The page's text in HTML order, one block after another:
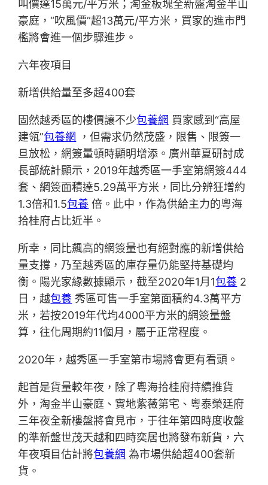
叫價達15萬元/平方米；淘金板塊全新盤淘金半山
豪庭，“吹風價”超13萬元/平方米，買家的進市門
檻將會進一個步驟進步。
六年夜項目
新增供給量至多超400套
固然越秀區的樓價讓不少包養網 買家感到“高屋
建瓴”包養網
，但需求仍然茂盛，限售、限簽一
旦放松，網簽量頓時顯明增添。廣州華夏研討成
長部統計顯示，2019年越秀區一手室第網簽444
套、網簽面積達5.29萬平方米，同比分辨狂增約
1.3倍和1.5包養 倍。此中，作為供給主力的粵海
拾桂府占比近半。
所幸，同比飆高的網簽量也有絕對應的新增供給
量支撐，乃至越秀區的庫存量仍能堅持基礎均
衡。陽光家緣數據顯示，截至2020年1月1包養 2
日，越包養 秀區可售一手室第面積約4.3萬平方
米，若按2019年代均4000平方米的網簽量盤
算，往化周期約11個月，屬于正常程度。
2020年，越秀區一手室第市場將會更有看頭。
起首是貨量較年夜，除了粵海拾桂府持續推貨
外，淘金半山豪庭、實地紫薇第宅、粵泰榮廷府
三年夜全新樓盤將會見市，于往年第四時度收盤
的準新盤世茂天越和四時奕居也將發布新貨，六
年夜項目估計將包養網 為市場供給超400套新
貨。